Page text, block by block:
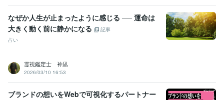
なぜか人生が止まったように感じる ── 運命は
大きく動く前に静かになる
記事
占い
霊視鑑定士 神凪
2026/03/10 16:53
ブランドの想いをWebで可視化するパートナー